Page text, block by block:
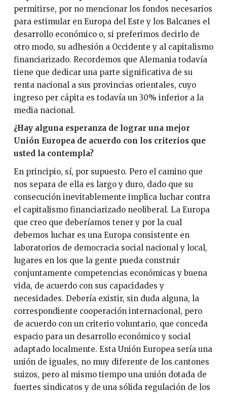
permitirse, por no mencionar los fondos necesarios
para estimular en Europa del Este y los Balcanes el
desarrollo económico o, si preferimos decirlo de
otro modo, su adhesión a Occidente y al capitalismo
financiarizado. Recordemos que Alemania todavía
tiene que dedicar una parte significativa de su
renta nacional a sus provincias orientales, cuyo
ingreso per cápita es todavía un 30% inferior a la
media nacional.
¿Hay alguna esperanza de lograr una mejor
Unión Europea de acuerdo con los criterios que
usted la contempla?
En principio, sí, por supuesto. Pero el camino que
nos separa de ella es largo y duro, dado que su
consecución inevitablemente implica luchar contra
el capitalismo financiarizado neoliberal. La Europa
que creo que deberíamos tener y por la cual
debemos luchar es una Europa consistente en
laboratorios de democracia social nacional y local,
lugares en los que la gente pueda construir
conjuntamente competencias económicas y buena
vida, de acuerdo con sus capacidades y
necesidades. Debería existir, sin duda alguna, la
correspondiente cooperación internacional, pero
de acuerdo con un criterio voluntario, que conceda
espacio para un desarrollo económico y social
adaptado localmente. Esta Unión Europea sería una
unión de iguales, no muy diferente de los cantones
suizos, pero al mismo tiempo una unión dotada de
fuertes sindicatos y de una sólida regulación de los